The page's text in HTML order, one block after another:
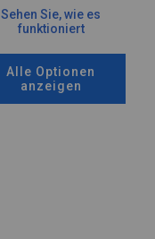
Sehen Sie, wie es
funktioniert
Alle Optionen
anzeigen